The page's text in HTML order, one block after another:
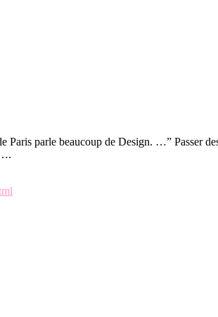
parle beaucoup de Design. …” Passer